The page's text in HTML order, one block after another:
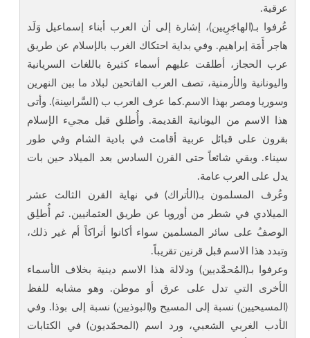
عرقية.
عُرفوا بـ(الهاجَرِيين)، إشارة إلى أن العرب أبناء إسماعيل وَلَد
هاجر أَمَة إبراهيم. وفي بداية احتكاك الغرب بالإسلام عن طريق
عرب الحجاز، أطلقت عليهم أسماء كثيرة باللغات السريانية
واليونانية والأرمنية، تصف العرب الفاتحين لبلاد ما بين النهرين
وسوريا ومصر بهذا الاسم.كما عرف العرب ب (السَّراسِنة). وأتى
هذا الاسم من اليونانية القديمة. وأُطلق قبل مجيء الإسلام
بقرون على قبائل عربية أقامت في بادية الشام وفي طور
سيناء. وبقي شائعاً حتى القرن السادس بعد الميلاد حين بات
يدل على العرب عامة.
وعُرف المسلمون بـ(الأتراك) في نهاية القرن الثالث عشر
الميلادي في شطر من أوروبا عن طريق العثمانيين. ثم أُطلِق
الوصفُ على سائر المسلمين سواء أكانوا أتراكاً أم غير ذلك،
وتبدد هذا الاسم قبل قرنين تقريباً.
وعرفوا بـ(المُحمَّديين) ودلالة هذا الاسم دينية بخلاف الأسماء
الأخرى التي تدل على عرق أو موطن. وهو مشابه للفظ
(المسيحيين) نسبة إلى المسيح و(البوذيين) نسبة إلى بوذا. وفي
الأدب الغربي الشعبي، ورد اسم (المحمّديون) في الكتابات